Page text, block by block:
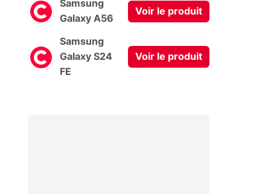
Samsung
Galaxy A56
Voir le produit
Samsung
Galaxy S24
FE
Voir le produit